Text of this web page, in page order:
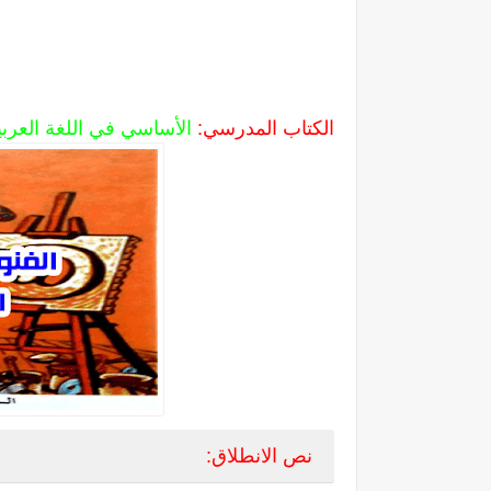
الكتاب المدرسي: الأساسي في اللغة
نص الانطلاق: